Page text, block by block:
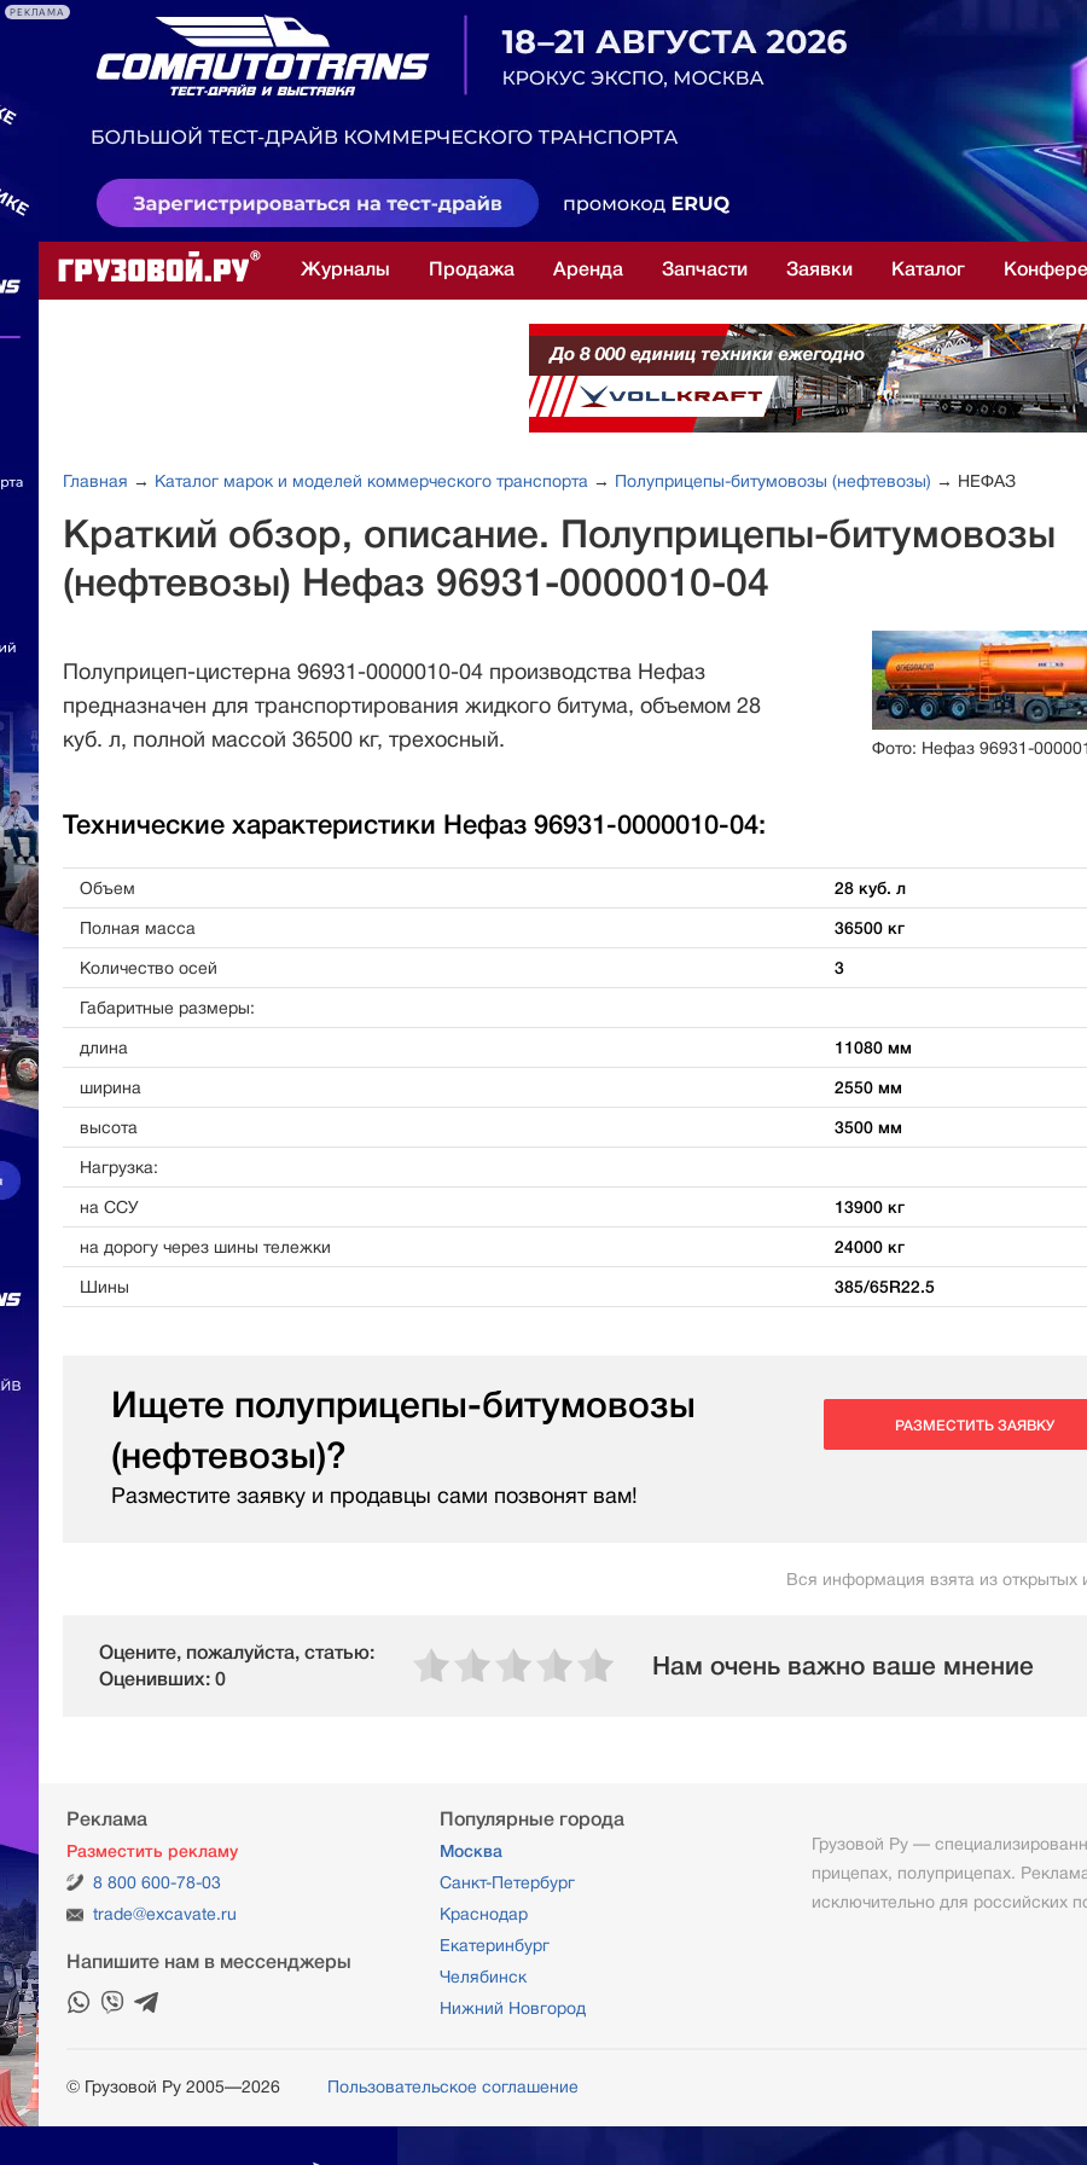
РЕКЛАМА
Журналы Продажа Аренда Запчасти Заявки Каталог
Главная → Каталог марок и моделей коммерческого транспорта → Полуприцепы-битумовозы (нефтевозы) → НЕФАЗ
Краткий обзор, описание. Полуприцепы-битумовозы
(нефтевозы) Нефаз 96931-0000010-04
Фото: Нефаз 96931-
Полуприцеп-цистерна 96931-0000010-04 производства Нефаз
предназначен для транспортирования жидкого битума, объемом 28
куб. л, полной массой 36500 кг, трехосный.
Технические характеристики Нефаз 96931-0000010-04:
Объем 28 куб. л
Полная масса 36500 кг
Количество осей 3
Габаритные размеры:
длина 11080 мм
ширина 2550 мм
высота 3500 мм
Нагрузка:
на ССУ 13900 кг
на дорогу через шины тележки 24000 кг
Шины 385/65R22.5
Ищете полуприцепы-битумовозы
(нефтевозы)?
Разместите заявку и продавцы сами позвонят вам!
РАЗМЕСТИТЬ ЗАЯВКУ
Вся информация взята из открытых
Оцените, пожалуйста, статью:
Оценивших: 0
Нам очень важно ваше мнение
Реклама
Разместить рекламу
8 800 600-78-03
trade@excavate.ru
Напишите нам в мессенджеры
Популярные города
Москва
Санкт-Петербург
Краснодар
Екатеринбург
Челябинск
Нижний Новгород
Грузовой Ру —
прицепах, полуприцепах.
исключительно для российских
© Грузовой Ру 2005—2026 Пользовательское соглашение